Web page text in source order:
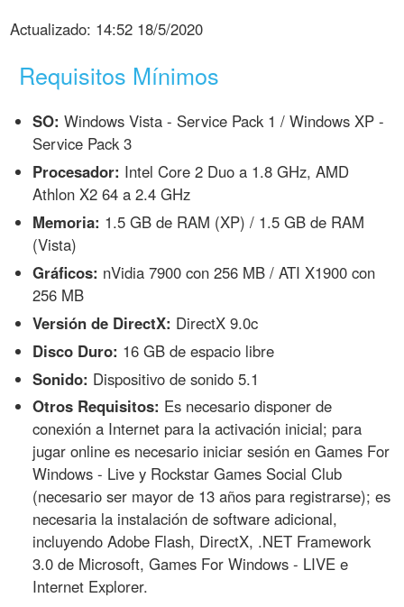
Actualizado: 14:52 18/5/2020
Requisitos Mínimos
SO: Windows Vista - Service Pack 1 / Windows XP -
Service Pack 3
Procesador: Intel Core 2 Duo a 1.8 GHz, AMD
Athlon X2 64 a 2.4 GHz
Memoria: 1.5 GB de RAM (XP) / 1.5 GB de RAM
(Vista)
Gráficos: nVidia 7900 con 256 MB / ATI X1900 con
256 MB
Versión de DirectX: DirectX 9.0c
Disco Duro: 16 GB de espacio libre
Sonido: Dispositivo de sonido 5.1
Otros Requisitos: Es necesario disponer de
conexión a Internet para la activación inicial; para
jugar online es necesario iniciar sesión en Games For
Windows - Live y Rockstar Games Social Club
(necesario ser mayor de 13 años para registrarse); es
necesaria la instalación de software adicional,
incluyendo Adobe Flash, DirectX, .NET Framework
3.0 de Microsoft, Games For Windows - LIVE e
Internet Explorer.